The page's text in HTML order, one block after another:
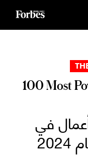
100 Most
أعمال في